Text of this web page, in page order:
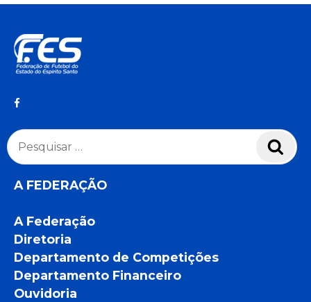
Pesquisar
por:
A FEDERAÇÃO
A Federação
Diretoria
Departamento de Competições
Departamento Financeiro
Ouvidoria